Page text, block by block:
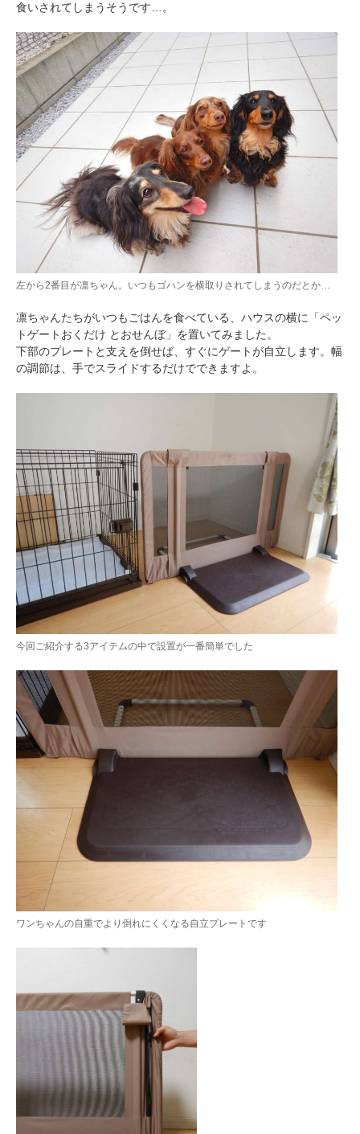
食いされてしまうそうです…。
左から2番目が凛ちゃん。いつもゴハンを横取りされてしまうのだとか…
凛ちゃんたちがいつもごはんを食べている、ハウスの横に「ペッ
トゲートおくだけ とおせんぼ」を置いてみました。
下部のプレートと支えを倒せば、すぐにゲートが自立します。幅
の調節は、手でスライドするだけでできますよ。
今回ご紹介する3アイテムの中で設置が一番簡単でした
ワンちゃんの自重でより倒れにくくなる自立プレートです
pecodogs
pecocats
PECOアプリをダウンロード済みの方
アプリで開く
アプリをダウンロードする